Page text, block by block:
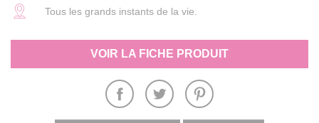
Tous les grands instants de la vie.
VOIR LA FICHE PRODUIT